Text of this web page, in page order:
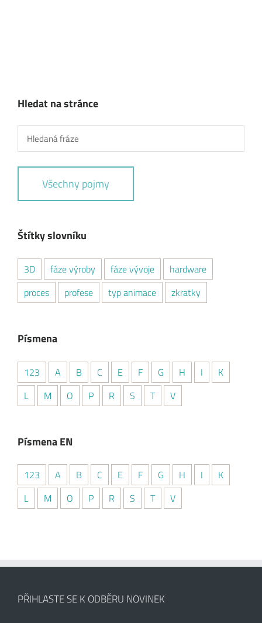
Hledat na stránce
Všechny pojmy
Štítky slovníku
3D fáze výroby fáze vývoje
hardware
proces
profese typ animace zkratky
Písmena
123 A B C E F G H I
K
L
M O P R S T V
Písmena EN
123 A B C E F G H I
K
L
M O P R S T V
PŘIHLASTE SE K ODBĚRU NOVINEK